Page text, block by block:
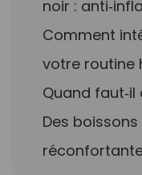
noir :
Comment
votre routine
Quand
Des